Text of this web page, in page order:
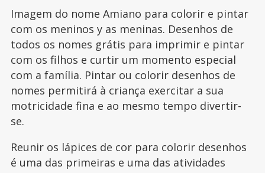
Imagem do nome Amiano para colorir e pintar
com os meninos y as meninas. Desenhos de
todos os nomes grátis para imprimir e pintar
com os filhos e curtir um momento especial
com a família. Pintar ou colorir desenhos de
nomes permitirá à criança exercitar a sua
motricidade fina e ao mesmo tempo divertir-
se.
Reunir os lápices de cor para colorir desenhos
é uma das primeiras e uma das atividades